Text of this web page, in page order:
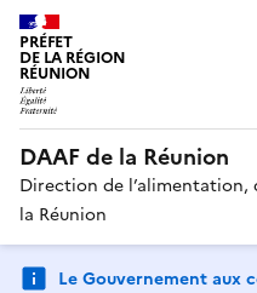
PRÉFET
DE LA RÉGION
RÉUNION
DAAF de la Réunion
Direction de l’alimentation,
la Réunion
Le Gouvernement aux